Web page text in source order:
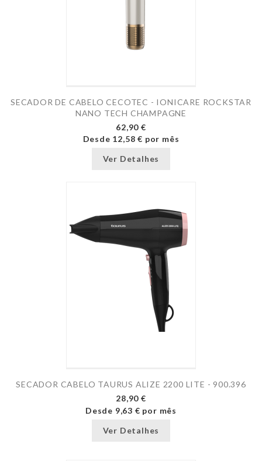
SECADOR DE CABELO CECOTEC - IONICARE ROCKSTAR
NANO TECH CHAMPAGNE
62,90 €
Desde 12,58 € por mês
Ver Detalhes
SECADOR CABELO TAURUS ALIZE 2200 LITE - 900.396
28,90 €
Desde 9,63 € por mês
Ver Detalhes